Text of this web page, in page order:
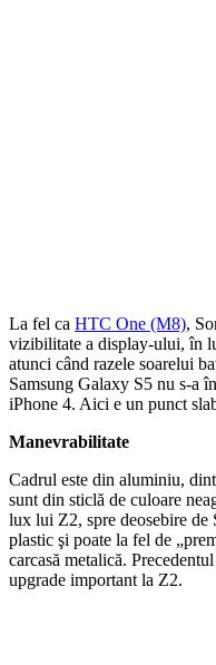
La fel ca HTC One (M8),
vizibilitate a display-ului, în
atunci când razele soarelui
Samsung Galaxy S5 nu s-a
iPhone 4. Aici e un punct
Manevrabilitate
Cadrul este din aluminiu,
sunt din sticlă de culoare
lux lui Z2, spre deosebire de
plastic şi poate la fel de
carcasă metalică.
upgrade important la Z2.